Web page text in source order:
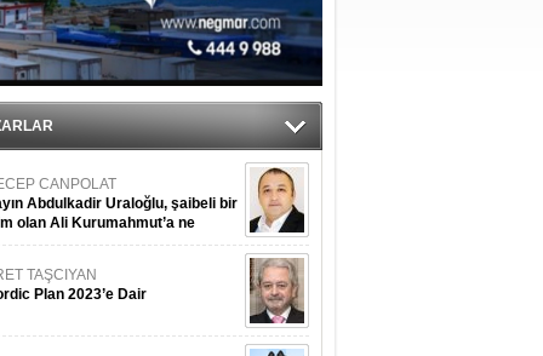
CANPOLAT
Abdulkadir Uraloğlu, şaibeli bir
olan Ali Kurumahmut’a ne
TAŞCIYAN
Plan 2023’e Dair